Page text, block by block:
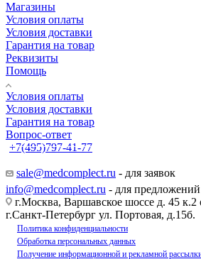
Магазины
Условия оплаты
Условия доставки
Гарантия на товар
Реквизиты
Помощь
Условия оплаты
Условия доставки
Гарантия на товар
Вопрос-ответ
+7(495)797-41-77
sale@medcomplect.ru - для заявок
info@medcomplect.ru - для предложений
г.Москва, Варшавское шоссе д. 45 к.2
г.Санкт-Петербург ул. Портовая, д.15б.
Политика конфиденциальности
Обработка персональных данных
Получение информационной и рекламной